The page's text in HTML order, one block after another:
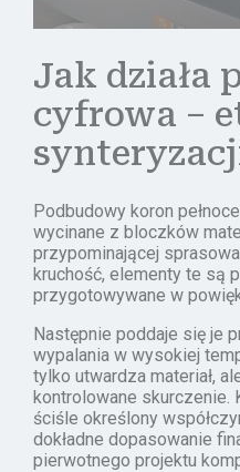
Jak działa
cyfrowa –
Podbudowy koron
wycinane z bloczków
przypominającej
kruchość, elementy te są
przygotowywane w
Następnie poddaje się je
wypalania w wysokiej
tylko utwardza materiał,
kontrolowane skurczenie.
ściśle określony
dokładne dopasowanie
pierwotnego projektu